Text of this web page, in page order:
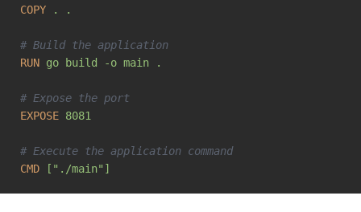
COPY
. .
# Build the application
RUN go build -o main .
# Expose the port
EXPOSE 8081
# Execute the application command
CMD
["./main"]